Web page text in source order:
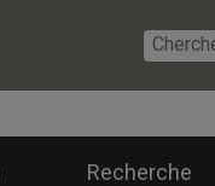
Recherche